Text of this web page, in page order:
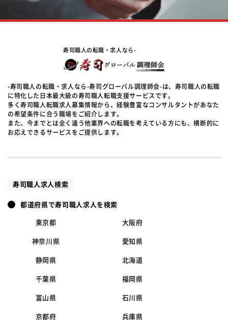
寿司職人の転職・求人なら-
-寿司職人の転職・求人なら-寿司グローバル調理師会-は、寿司職人の転職
に特化した日本最大級の寿司職人転職支援サービスです。
多く寿司職人転職求人募集情報から、経験豊富なコンサルタントがあなた
の希望条件に合う職場をご紹介します。
また、今までとは全く違う他業界への転職を考えている方にも、横断的に
お応えできるサービスをご提供します。
寿司職人求人検索
都道府県で寿司職人求人を検索
東京都 大阪府
神奈川県 愛知県
静岡県 北海道
千葉県 福岡県
富山県 石川県
京都府 兵庫県